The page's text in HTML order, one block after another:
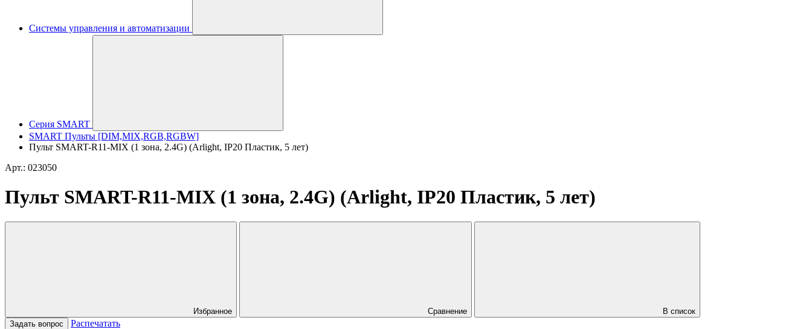
Системы управления и автоматизации
Серия SMART
SMART Пульты [DIM,MIX,RGB,RGBW]
Пульт SMART-R11-MIX (1 зона, 2.4G) (Arlight, IP20 Пластик, 5 лет)
Арт.: 023050
Пульт SMART-R11-MIX (1 зона, 2.4G) (Arlight, IP20 Пластик, 5 лет)
Избранное Сравнение
В список
Задать вопрос
Распечатать